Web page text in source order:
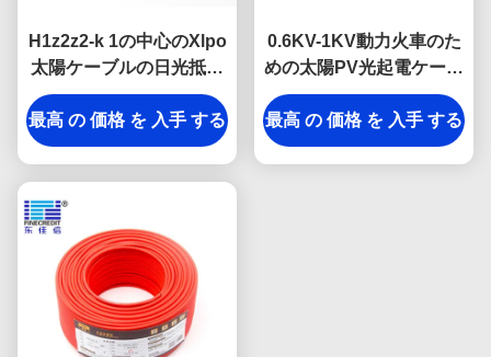
H1z2z2-k 1の中心のXlpo
太陽ケーブルの日光抵抗
力があるポリ塩化ビニー
ルの外装TUVの証明の光
起電ケーブル
最高 の 価格 を 入手 する
0.6KV-1KV動力火車のた
めの太陽PV光起電ケーブ
ルの双生児の中心
最高 の 価格 を 入手 する